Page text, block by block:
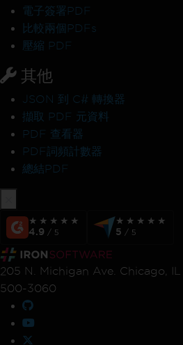
電子簽署PDF
比較兩個PDFs
壓縮 PDF
其他
JSON 到 C# 轉換器
擷取 PDF 元資料
PDF 查看器
PDF詞頻計數器
總結PDF
★★★★★
★★★★★
4.9 / 5
★★★★★
★★★★★
5 / 5
205 N. Michigan Ave. Chicago, IL
500-3060